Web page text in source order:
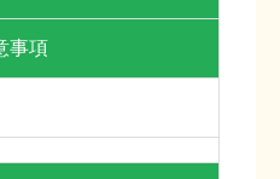
事項